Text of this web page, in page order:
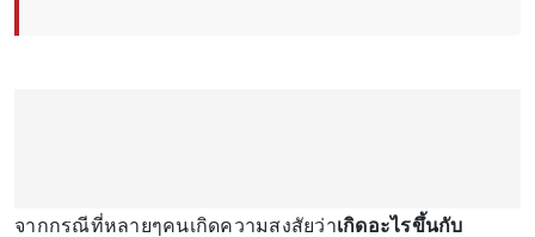
จากกรณีที่หลายๆคนเกิดความสงสัยว่าเกิดอะไรขึ้นกับ